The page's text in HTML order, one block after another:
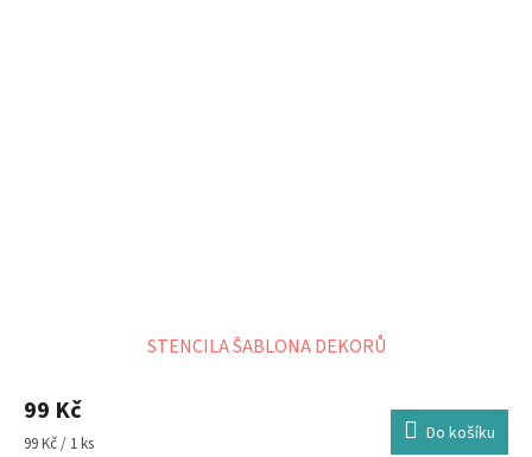
STENCILA ŠABLONA DEKORŮ
99 Kč
Měrná
99 Kč / 1 ks Do košíku